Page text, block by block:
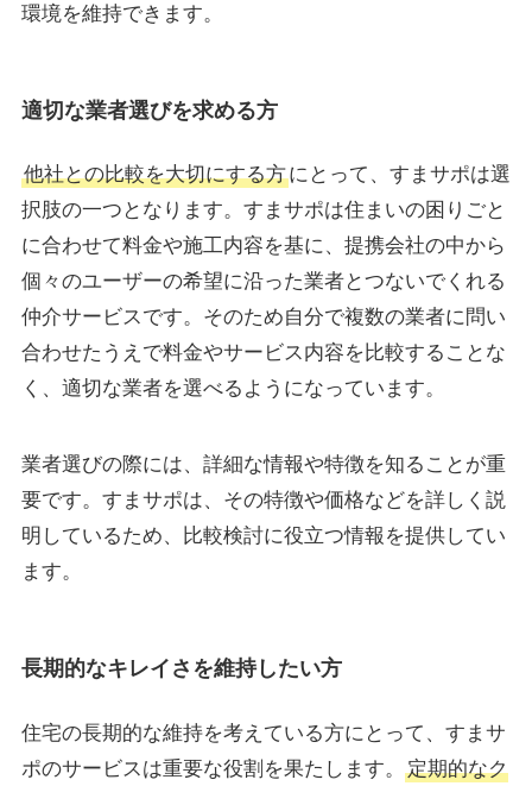
環境を維持できます。
適切な業者選びを求める方
他社との比較を大切にする方にとって、すまサポは選
択肢の一つとなります。すまサポは住まいの困りごと
に合わせて料金や施工内容を基に、提携会社の中から
個々のユーザーの希望に沿った業者とつないでくれる
仲介サービスです。そのため自分で複数の業者に問い
合わせたうえで料金やサービス内容を比較することな
く、適切な業者を選べるようになっています。
業者選びの際には、詳細な情報や特徴を知ることが重
要です。すまサポは、その特徴や価格などを詳しく説
明しているため、比較検討に役立つ情報を提供してい
ます。
長期的なキレイさを維持したい方
住宅の長期的な維持を考えている方にとって、すまサ
ポのサービスは重要な役割を果たします。
定期的なク